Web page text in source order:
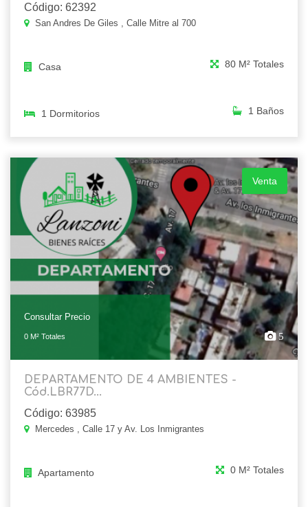
Código: 62392
San Andres De Giles , Calle Mitre al 700
Casa 80 M² Totales
1 Dormitorios 1 Baños
Venta
Consultar Precio
0 M² Totales 5
DEPARTAMENTO DE 4 AMBIENTES -
Cód.LBR77D...
Código: 63985
Mercedes , Calle 17 y Av. Los Inmigrantes
Apartamento 0 M² Totales